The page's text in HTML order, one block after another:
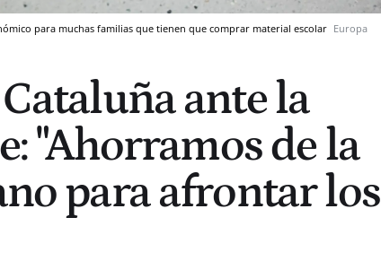
para muchas familias que tienen que comprar material escolar Europa
ante la
"Ahorramos de la
para afrontar los